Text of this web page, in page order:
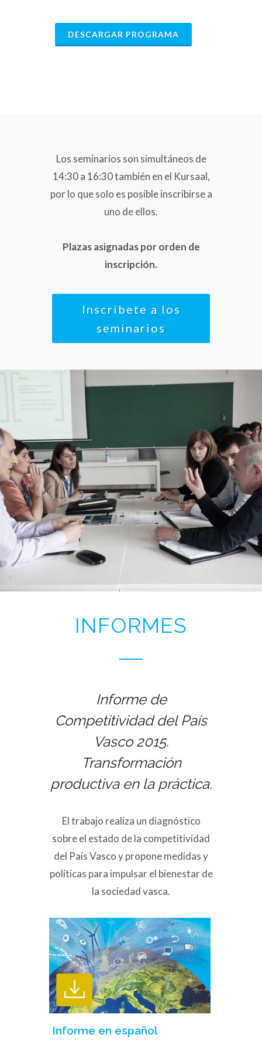
DESCARGAR PROGRAMA
Los seminarios son simultáneos de
14:30 a 16:30 también en el Kursaal,
por lo que solo es posible inscribirse a
uno de ellos.
Plazas asignadas por orden de
inscripción.
Inscríbete a los
seminarios
INFORMES
Informe de
Competitividad del País
Vasco 2015.
Transformación
productiva en la práctica.
El trabajo realiza un diagnóstico
sobre el estado de la competitividad
del País Vasco y propone medidas y
políticas para impulsar el bienestar de
la sociedad vasca.
Informe en español